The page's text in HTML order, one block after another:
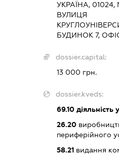
УКРАЇНА, 01024,
ВУЛИЦЯ
БУДИНОК 7,
dossier.capital:
13 000 грн.
dossier.kveds:
69.10діяльність
26.20
периферійного
58.21видання